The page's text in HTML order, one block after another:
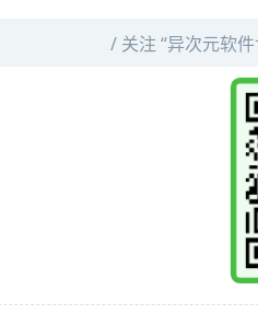
/ 关注 “异次元软